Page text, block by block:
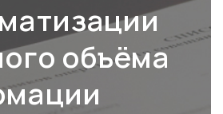
объёма